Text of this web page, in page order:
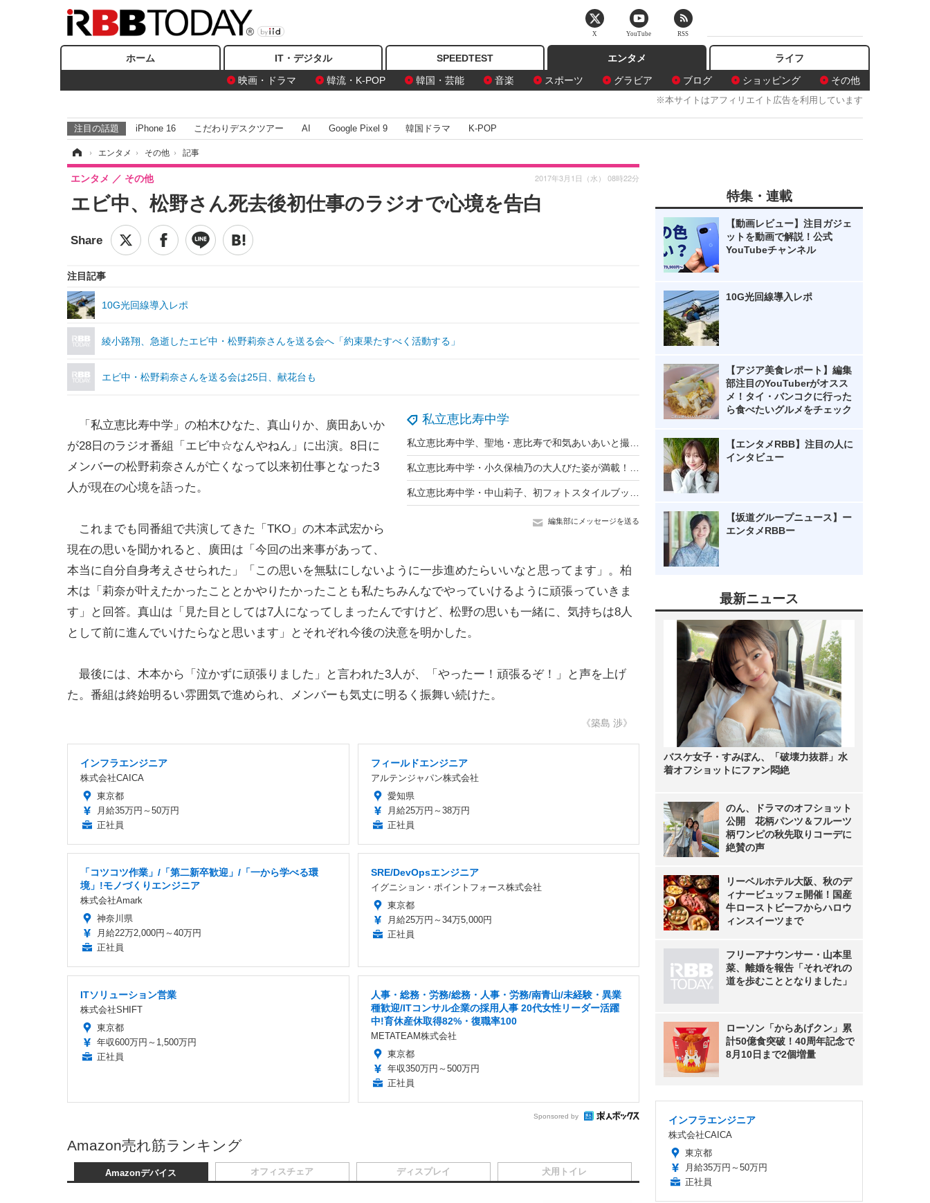
ホーム IT・デジタル SPEEDTEST
エンタメ
映画・ドラマ
韓流・K-POP 韓国・芸能 音楽 スポーツ グラビア ブログ ショッピング その他
ライフ
※本サイトはアフィリエイト広告を利用しています
注目の話題 iPhone 16 こだわりデスクツアー AI Google Pixel 9 韓国ドラマ K-POP
› エンタメ › その他 › 記事
エビ中、松野さん死去後初仕事のラジオで心境を告白
エンタメ その他 2017年3月1日（水） 08時22分
注目記事
10G光回線導入レポ
綾小路翔、急逝したエビ中・松野莉奈さんを送る会へ「約束果たすべく活動する」
エビ中・松野莉奈さんを送る会は25日、献花台も
私立恵比寿中学
編集部にメッセージを送る
「私立恵比寿中学」の柏木ひなた、真山りか、廣田あいか
が28日のラジオ番組「エビ中☆なんやねん」に出演。8日に
メンバーの松野莉奈さんが亡くなって以来初仕事となった3
人が現在の心境を語った。
これまでも同番組で共演してきた「TKO」の木本武宏から
現在の思いを聞かれると、廣田は「今回の出来事があって、
本当に自分自身考えさせられた」「この思いを無駄にしないように一歩進めたらいいなと思ってます」。柏
木は「莉奈が叶えたかったこととかやりたかったことも私たちみんなでやっていけるように頑張っていきま
す」と回答。真山は「見た目としては7人になってしまったんですけど、松野の思いも一緒に、気持ちは8人
として前に進んでいけたらなと思います」とそれぞれ今後の決意を明かした。
最後には、木本から「泣かずに頑張りました」と言われた3人が、「やったー！頑張るぞ！」と声を上げ
た。番組は終始明るい雰囲気で進められ、メンバーも気丈に明るく振舞い続けた。
《築島 渉》
インフラエンジニア
株式会社CAICA
東京都
月給35万円～50万円
正社員
フィールドエンジニア
アルテンジャパン株式会社
愛知県
月給25万円～38万円
正社員
「コツコツ作業」/「第二新卒歓迎」/「一から学べる環
境」!モノづくりエンジニア
株式会社Amark
神奈川県
月給22万2,000円～40万円
正社員
SRE/DevOpsエンジニア
イグニション・ポイントフォース株式会社
東京都
月給25万円～34万5,000円
正社員
ITソリューション営業
株式会社SHIFT
東京都
年収600万円～1,500万円
正社員
人事・総務・労務/総務・人事・労務/南青山/未経験・異業
種歓迎/ITコンサル企業の採用人事 20代女性リーダー活躍
中!育休産休取得82%・復職率100
METATEAM株式会社
東京都
年収350万円～500万円
正社員
Sponsored by
Amazon売れ筋ランキング
Amazonデバイス オフィスチェア ディスプレイ 犬用トイレ
特集・連載
【動画レビュー】注目ガジェ
ットを動画で解説！公式
YouTubeチャンネル
10G光回線導入レポ
【アジア美食レポート】編集
部注目のYouTuberがオスス
メ！タイ・バンコクに行った
ら食べたいグルメをチェック
【エンタメRBB】注目の人に
インタビュー
【坂道グループニュース】ー
エンタメRBBー
最新ニュース
バスケ女子・すみぽん、「破壊力抜群」水
着オフショットにファン悶絶
のん、ドラマのオフショット
公開 花柄パンツ＆フルーツ
柄ワンピの秋先取りコーデに
絶賛の声
リーベルホテル大阪、秋のデ
ィナービュッフェ開催！国産
牛ローストビーフからハロウ
ィンスイーツまで
フリーアナウンサー・山本里
菜、離婚を報告「それぞれの
道を歩むこととなりました」
ローソン「からあげクン」累
計50億食突破！40周年記念で
8月10日まで2個増量
インフラエンジニア
株式会社CAICA
東京都
月給35万円～50万円
正社員
X YouTube RSS